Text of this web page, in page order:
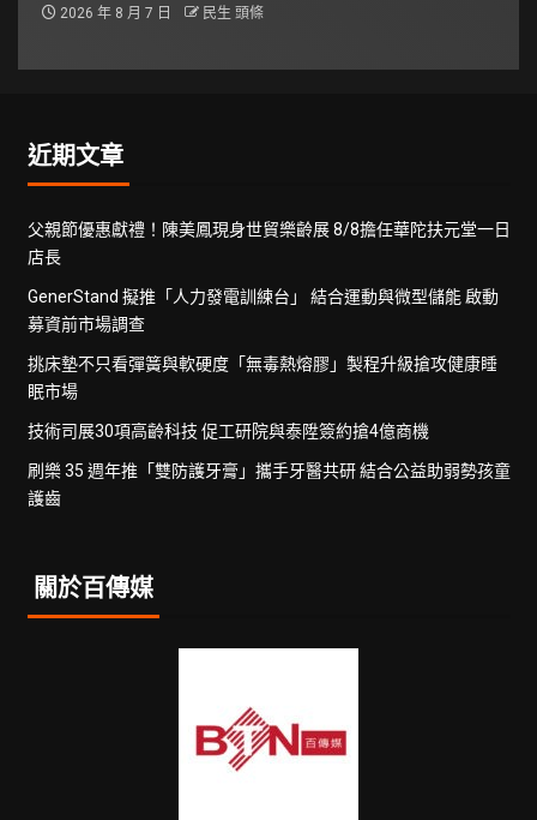
2026 年 8 月 7 日 民生 頭條
近期文章
父親節優惠獻禮！陳美鳳現身世貿樂齡展 8/8擔任華陀扶元堂一日
店長
GenerStand 擬推「人力發電訓練台」 結合運動與微型儲能 啟動
募資前市場調查
挑床墊不只看彈簧與軟硬度「無毒熱熔膠」製程升級搶攻健康睡
眠市場
技術司展30項高齡科技 促工研院與泰陞簽約搶4億商機
刷樂 35 週年推「雙防護牙膏」攜手牙醫共研 結合公益助弱勢孩童
護齒
關於百傳媒